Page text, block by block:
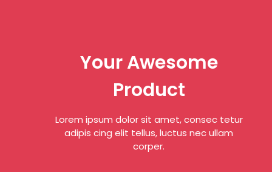
Your Awesome
Product
Lorem ipsum dolor sit amet, consec tetur
adipis cing elit tellus, luctus nec ullam
corper.